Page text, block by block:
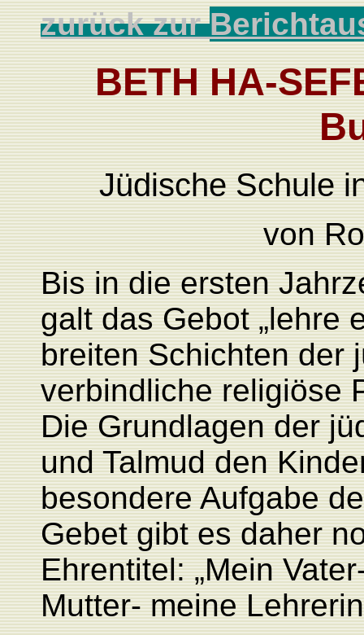
zurück zur
BETH HA-
Jüdische Schule
von
Bis in die ersten
galt das Gebot „lehre
breiten Schichten der
verbindliche religiöse
Die Grundlagen der
und Talmud den
besondere Aufgabe
Gebet gibt es daher
Ehrentitel: „Mein
Mutter- meine